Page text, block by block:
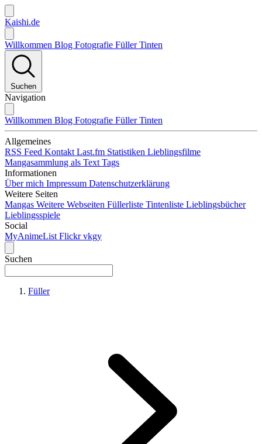
Kaishi.de
Willkommen Blog Fotografie FüllerTinten
Suchen
Navigation
Willkommen Blog Fotografie FüllerTinten
Allgemeines
RSS Feed Kontakt Last.fm Statistiken Lieblingsfilme
Mangasammlung als Text Tags
Informationen
Über mich Impressum Datenschutzerklärung
Weitere Seiten
Mangas Weitere Webseiten Füllerliste Tintenliste Lieblingsbücher
Lieblingsspiele
Social
MyAnimeList Flickrvkgy
Suchen
Füller